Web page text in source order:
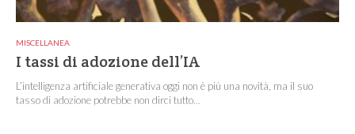
MISCELLANEA
I tassi di adozione dell’IA
L’intelligenza artificiale generativa oggi non è più una novità, ma il suo
tasso di adozione potrebbe non dirci tutto...